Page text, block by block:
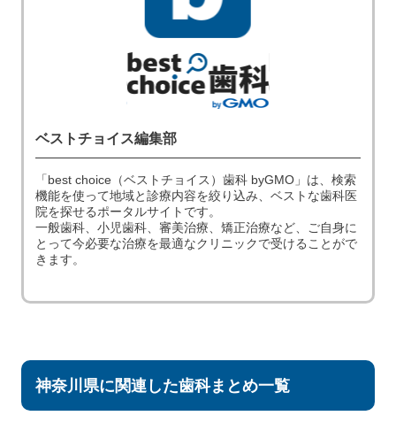
ベストチョイス編集部
「best choice（ベストチョイス）歯科 byGMO」は、検索
機能を使って地域と診療内容を絞り込み、ベストな歯科医
院を探せるポータルサイトです。
一般歯科、小児歯科、審美治療、矯正治療など、ご自身に
とって今必要な治療を最適なクリニックで受けることがで
きます。
神奈川県に関連した歯科まとめ一覧